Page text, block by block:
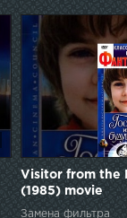
Visitor from the
(1985) movie
Замена фильтра